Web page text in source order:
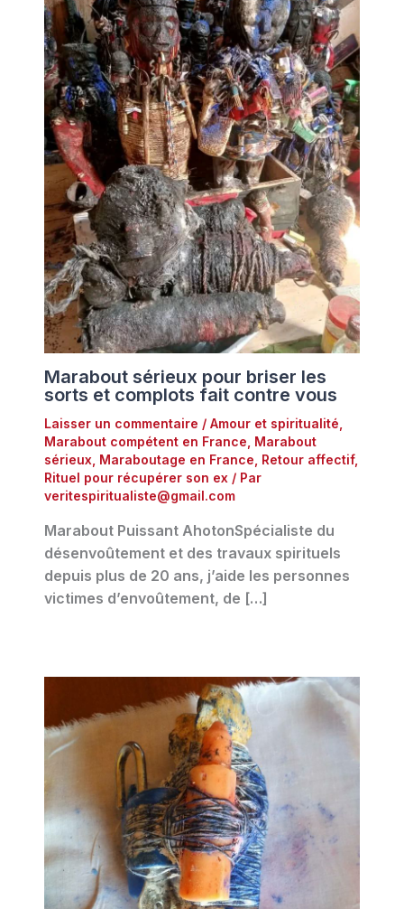
Marabout sérieux pour briser les
sorts et complots fait contre vous
Laisser un commentaire / Amour et spiritualité
Marabout compétent en France Marabout
sérieux Maraboutage en France Retour affectif,
Rituel pour récupérer son ex / Par
veritespiritualiste@gmail.com
Marabout Puissant AhotonSpécialiste du
désenvoûtement et des travaux spirituels
depuis plus de 20 ans, j’aide les personnes
victimes d’envoûtement, de […]